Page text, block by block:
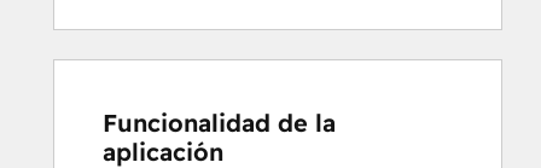
Funcionalidad de la
aplicación